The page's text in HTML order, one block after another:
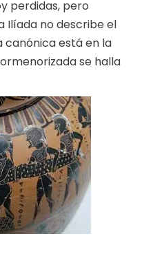
perdidas, pero
Ilíada no describe el
canónica está en la
se halla